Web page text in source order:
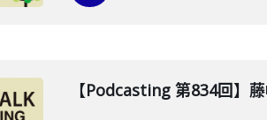
【Podcasting 第834回】